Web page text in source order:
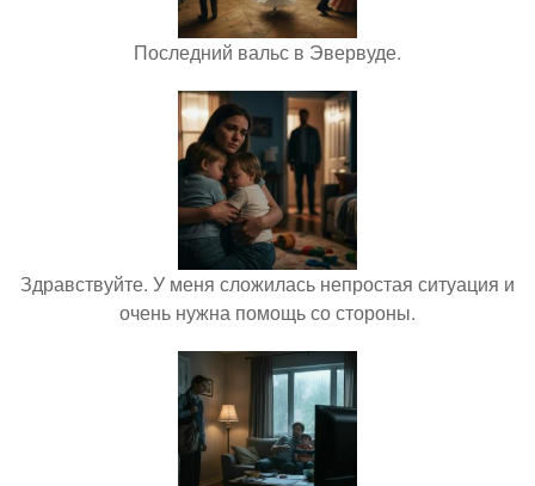
Последний вальс в Эвервуде.
Здравствуйте. У меня сложилась непростая ситуация и
очень нужна помощь со стороны.